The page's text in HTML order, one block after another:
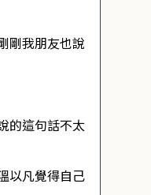
剛我朋友也說
的這句話不太
以凡覺得自己